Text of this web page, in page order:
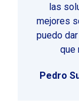
las
mejores
puedo
que
Pedro